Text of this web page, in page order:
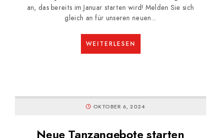
an, das bereits im Januar starten wird! Melden Sie sich
gleich an für unseren neuen...
WEITERLESEN
OKTOBER 6, 2024
Neue Tanzangebote starten